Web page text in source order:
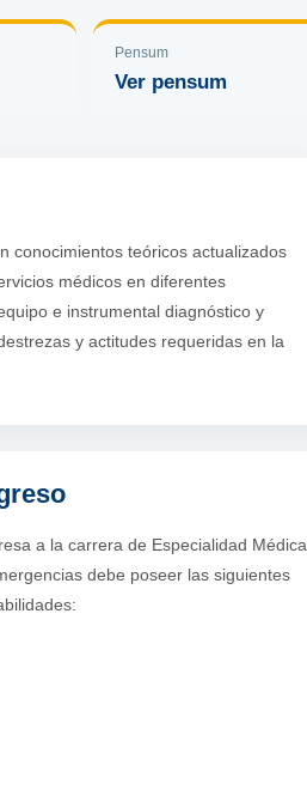
Pensum
Ver pensum
conocimientos teóricos actualizados
médicos en diferentes
e instrumental diagnóstico y
y actitudes requeridas en la
a la carrera de Especialidad Médica
debe poseer las siguientes